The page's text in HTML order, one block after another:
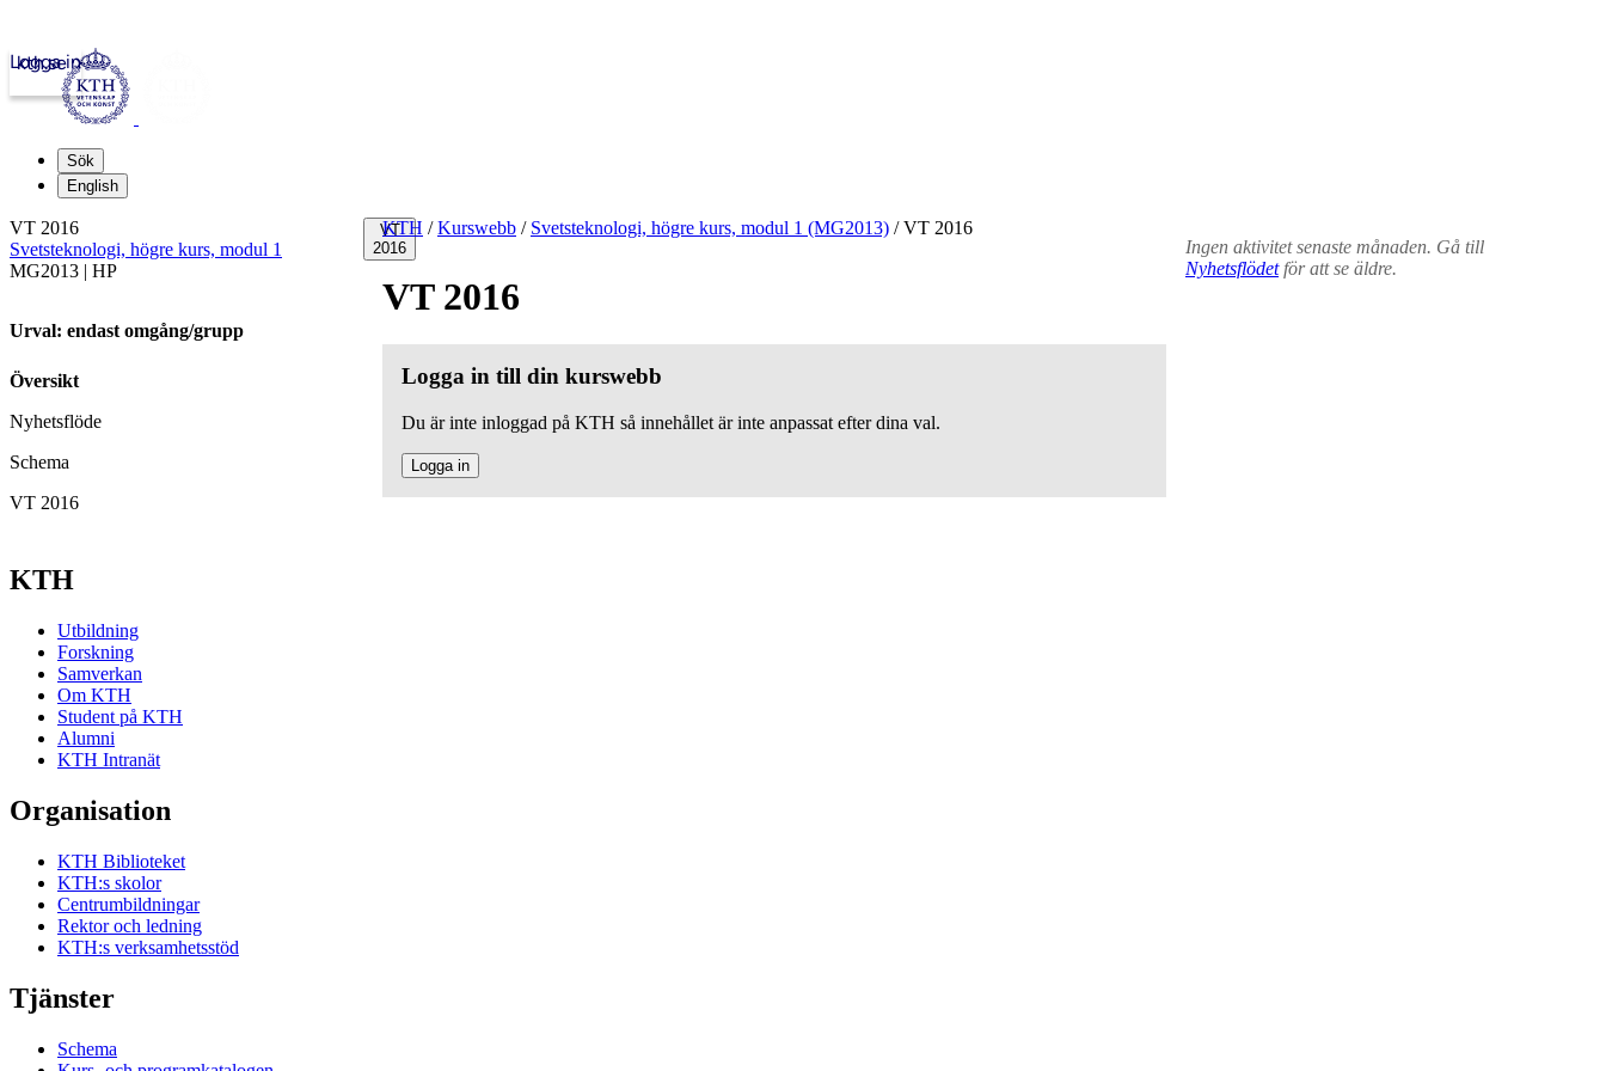
kth.se
Logga in
Sök
English
VT
2016
KTH / Kurswebb / Svetsteknologi, högre kurs, modul 1 (MG2013) /VT 2016
VT 2016
Logga in till din kurswebb
Du är inte inloggad på KTH så innehållet är inte anpassat efter dina val.
Logga in
Ingen aktivitet senaste månaden. Gå till
Nyhetsflödetför att se äldre.
VT 2016
Svetsteknologi, högre kurs, modul 1
MG2013 | HP
Urval: endast omgång/grupp
Översikt
Nyhetsflöde
Schema
VT 2016
KTH
Utbildning
Forskning
Samverkan
Om KTH
Student på KTH
Alumni
KTH Intranät
Organisation
KTH Biblioteket
KTH:s skolor
Centrumbildningar
Rektor och ledning
KTH:s verksamhetsstöd
Tjänster
Schema